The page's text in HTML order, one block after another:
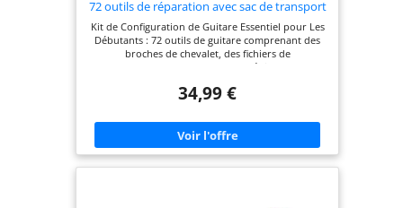
72 outils de réparation avec sac de transport
Kit de Configuration de Guitare Essentiel pour Les
Débutants : 72 outils de guitare comprenant des
broches de chevalet, des fichiers de
couronnement de frettes, des médiators, des
pour les débutants, pour changer les cordes,
hauteur des cordes. Convient aux Instruments à
Cordes : le kit d'entretien de guitare est conçu
pour la plupart des réparations de guitare. Idéal
pour les guitares acoustiques et autres
34,99 €